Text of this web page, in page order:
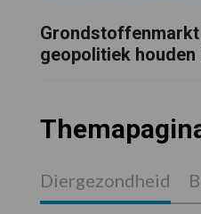
geopolitiek houden
Diergezondheid